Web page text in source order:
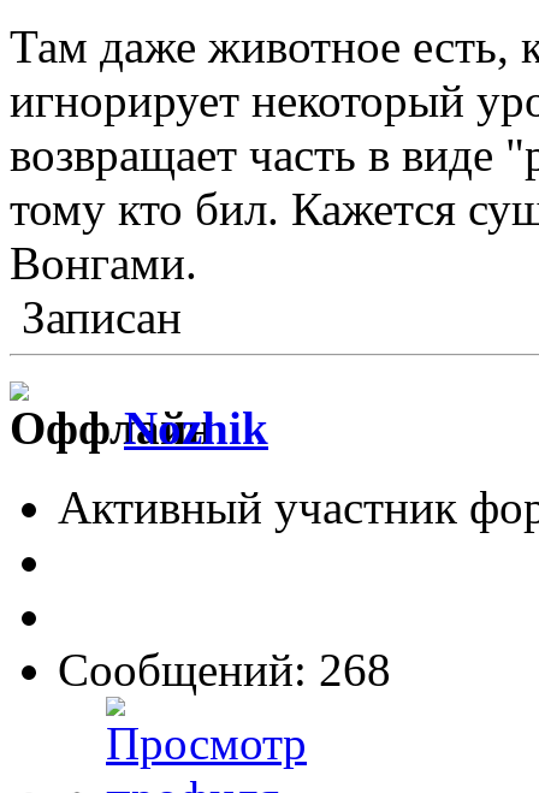
Там даже животное есть,
игнорирует некоторый
возвращает часть в виде
тому кто бил. Кажется
Вонгами.
Записан
Nozhik
Активный участник
Сообщений: 268